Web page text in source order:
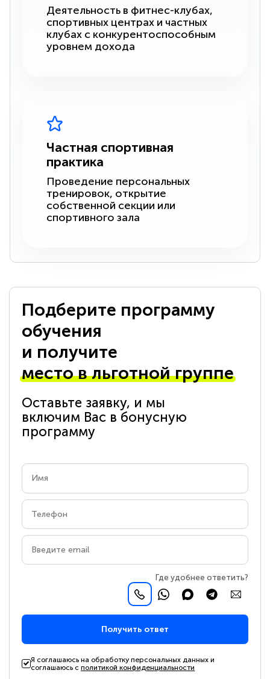
Деятельность в фитнес-клубах,
спортивных центрах и частных
клубах с конкурентоспособным
уровнем дохода
Частная спортивная
практика
Проведение персональных
тренировок, открытие
собственной секции или
спортивного зала
Подберите программу
обучения
и получите
место в льготной группе
Оставьте заявку, и мы
включим Вас в бонусную
программу
Где удобнее ответить?
Получить ответ
Я соглашаюсь на обработку персональных данных и
соглашаюсь сполитикой конфиденциальности